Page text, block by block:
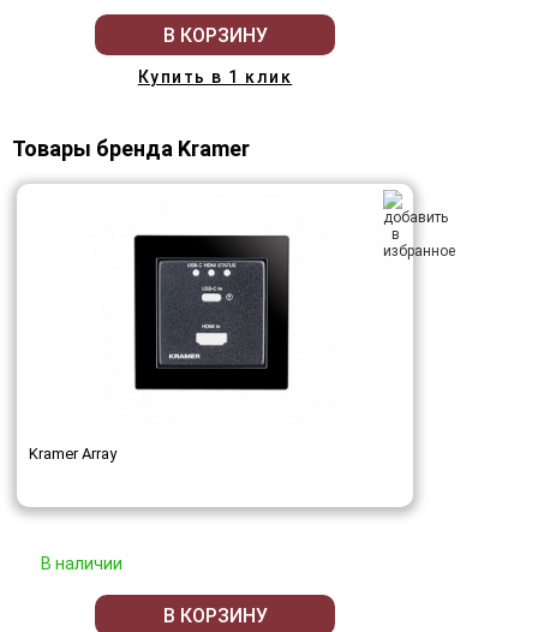
В КОРЗИНУ
Купить в 1 клик
Товары бренда Kramer
Kramer Array
В наличии
В КОРЗИНУ